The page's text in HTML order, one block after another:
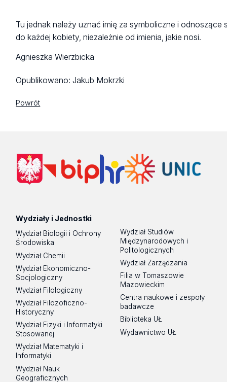
Tu jednak należy uznać imię za symboliczne i odnoszące
do każdej kobiety, niezależnie od imienia, jakie nosi.
Agnieszka Wierzbicka
Opublikowano:Jakub Mokrzki
Powrót
Wydziały i Jednostki
Wydział Biologii i Ochrony
Środowiska
Wydział Chemii
Wydział Ekonomiczno-
Socjologiczny
Wydział Filologiczny
Wydział Filozoficzno-
Historyczny
Wydział Fizyki i Informatyki
Stosowanej
Wydział Matematyki i
Informatyki
Wydział Nauk
Geograficznych
Wydział Studiów
Międzynarodowych i
Politologicznych
Wydział Zarządzania
Filia w Tomaszowie
Mazowieckim
Centra naukowe i zespoły
badawcze
Biblioteka UŁ
Wydawnictwo UŁ